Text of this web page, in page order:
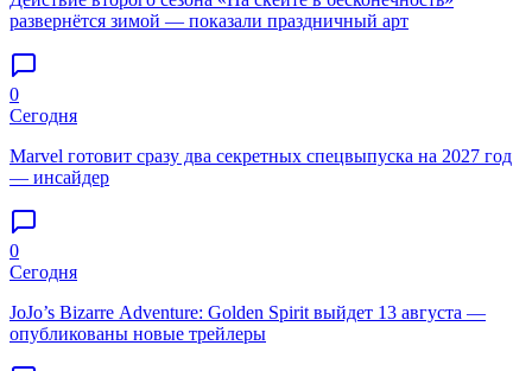
развернётся зимой — показали праздничный арт
0
Сегодня
Marvel готовит сразу два секретных спецвыпуска на 2027 год
— инсайдер
0
Сегодня
JoJo’s Bizarre Adventure: Golden Spirit выйдет 13 августа —
опубликованы новые трейлеры